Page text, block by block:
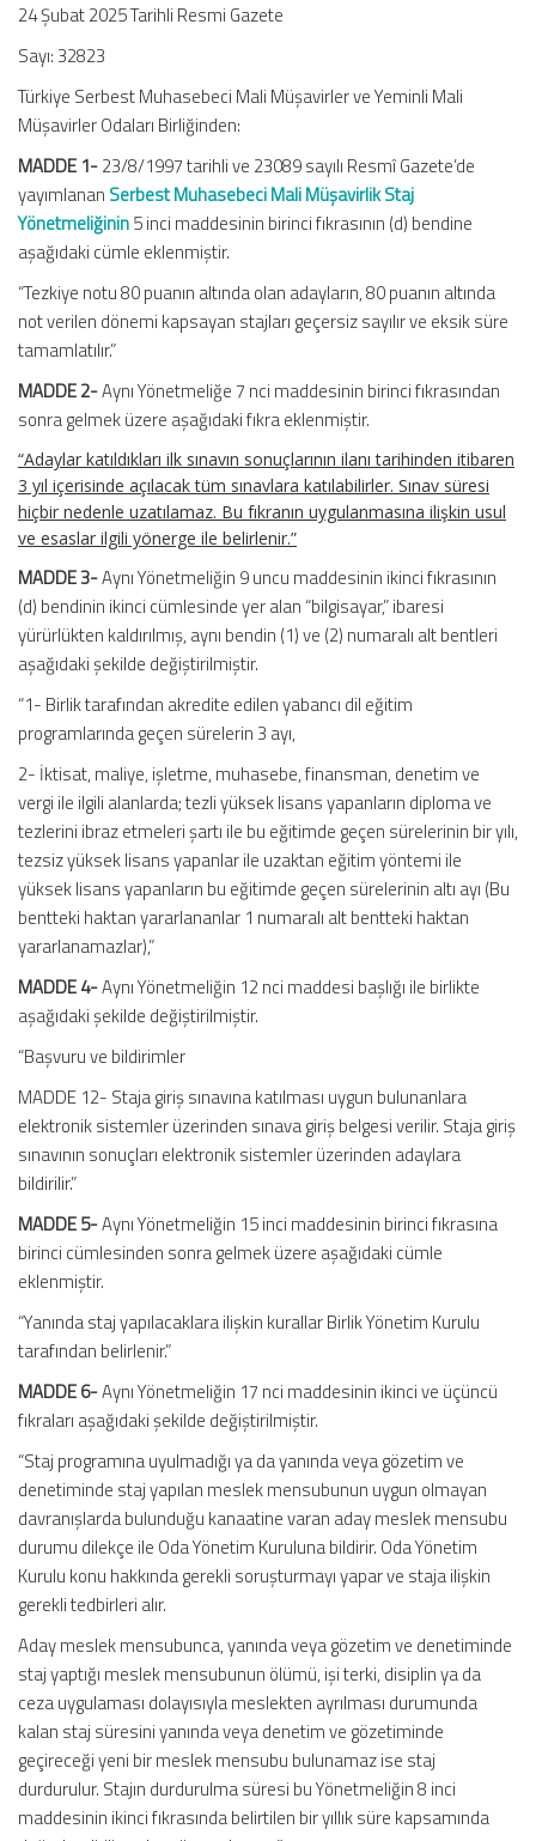
24 Şubat 2025 Tarihli Resmi Gazete
Sayı: 32823
Türkiye Serbest Muhasebeci Mali Müşavirler ve Yeminli Mali
Müşavirler Odaları Birliğinden:
MADDE 1-23/8/1997 tarihli ve 23089 sayılı Resmî Gazete’de
yayımlanan Serbest Muhasebeci Mali Müşavirlik Staj
Yönetmeliğinin5 inci maddesinin birinci fıkrasının (d) bendine
aşağıdaki cümle eklenmiştir.
“Tezkiye notu 80 puanın altında olan adayların, 80 puanın altında
not verilen dönemi kapsayan stajları geçersiz sayılır ve eksik süre
tamamlatılır.”
MADDE 2-Aynı Yönetmeliğe 7 nci maddesinin birinci fıkrasından
sonra gelmek üzere aşağıdaki fıkra eklenmiştir.
“Adaylar katıldıkları ilk sınavın sonuçlarının ilanı tarihinden itibaren
3 yıl içerisinde açılacak tüm sınavlara katılabilirler. Sınav süresi
hiçbir nedenle uzatılamaz. Bu fıkranın uygulanmasına ilişkin usul
ve esaslar ilgili yönerge ile belirlenir.”
MADDE 3-Aynı Yönetmeliğin 9 uncu maddesinin ikinci fıkrasının
(d) bendinin ikinci cümlesinde yer alan “bilgisayar,” ibaresi
yürürlükten kaldırılmış, aynı bendin (1) ve (2) numaralı alt bentleri
aşağıdaki şekilde değiştirilmiştir.
“1- Birlik tarafından akredite edilen yabancı dil eğitim
programlarında geçen sürelerin 3 ayı,
2- İktisat, maliye, işletme, muhasebe, finansman, denetim ve
vergi ile ilgili alanlarda; tezli yüksek lisans yapanların diploma ve
tezlerini ibraz etmeleri şartı ile bu eğitimde geçen sürelerinin bir yılı,
tezsiz yüksek lisans yapanlar ile uzaktan eğitim yöntemi ile
yüksek lisans yapanların bu eğitimde geçen sürelerinin altı ayı (Bu
bentteki haktan yararlananlar 1 numaralı alt bentteki haktan
yararlanamazlar),”
MADDE 4-Aynı Yönetmeliğin 12 nci maddesi başlığı ile birlikte
aşağıdaki şekilde değiştirilmiştir.
“Başvuru ve bildirimler
MADDE 12- Staja giriş sınavına katılması uygun bulunanlara
elektronik sistemler üzerinden sınava giriş belgesi verilir. Staja giriş
sınavının sonuçları elektronik sistemler üzerinden adaylara
bildirilir.”
MADDE 5-Aynı Yönetmeliğin 15 inci maddesinin birinci fıkrasına
birinci cümlesinden sonra gelmek üzere aşağıdaki cümle
eklenmiştir.
“Yanında staj yapılacaklara ilişkin kurallar Birlik Yönetim Kurulu
tarafından belirlenir.”
MADDE 6-Aynı Yönetmeliğin 17 nci maddesinin ikinci ve üçüncü
fıkraları aşağıdaki şekilde değiştirilmiştir.
“Staj programına uyulmadığı ya da yanında veya gözetim ve
denetiminde staj yapılan meslek mensubunun uygun olmayan
davranışlarda bulunduğu kanaatine varan aday meslek mensubu
durumu dilekçe ile Oda Yönetim Kuruluna bildirir. Oda Yönetim
Kurulu konu hakkında gerekli soruşturmayı yapar ve staja ilişkin
gerekli tedbirleri alır.
Aday meslek mensubunca, yanında veya gözetim ve denetiminde
staj yaptığı meslek mensubunun ölümü, işi terki, disiplin ya da
ceza uygulaması dolayısıyla meslekten ayrılması durumunda
kalan staj süresini yanında veya denetim ve gözetiminde
geçireceği yeni bir meslek mensubu bulunamaz ise staj
durdurulur. Stajın durdurulma süresi bu Yönetmeliğin 8 inci
maddesinin ikinci fıkrasında belirtilen bir yıllık süre kapsamında